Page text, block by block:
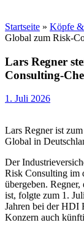
Startseite » Köpfe
Global zum Risk-
Lars Regner
Consulting-
1. Juli 2026
Lars Regner ist
Global in
Der
Risk Consulting im
übergeben.
ist, folgte zum 1.
Jahren bei der HDI
Konzern auch